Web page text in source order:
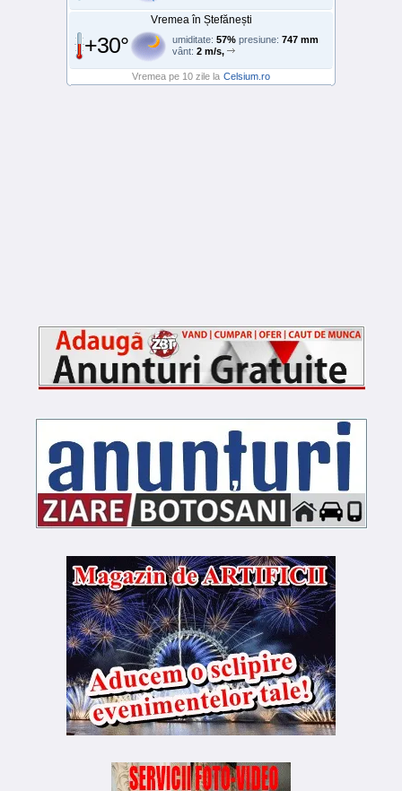
Vremea în Ștefănești
+30° umiditate: 57% presiune: 747 mm
vânt: 2 m/s,
Vremea pe 10 zile la Celsium.ro